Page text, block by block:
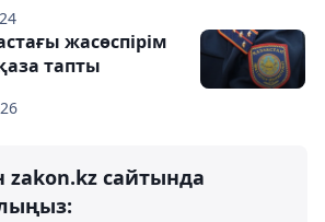
жасөспірім
тапты
сайтында